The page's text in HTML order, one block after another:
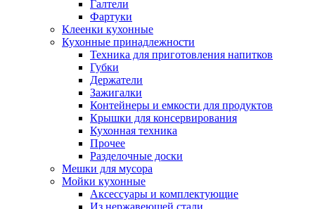
Галтели
Фартуки
Клеенки кухонные
Кухонные принадлежности
Техника для приготовления напитков
Губки
Держатели
Зажигалки
Контейнеры и емкости для продуктов
Крышки для консервирования
Кухонная техника
Прочее
Разделочные доски
Мешки для мусора
Мойки кухонные
Аксессуары и комплектующие
Из нержавеющей стали